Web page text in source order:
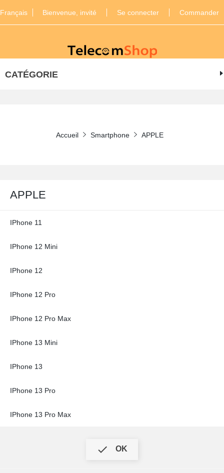
Français Bienvenue, invité Se connecter Commander
CATÉGORIE
Accueil Smartphone APPLE
APPLE
IPhone 11
IPhone 12 Mini
IPhone 12
IPhone 12 Pro
IPhone 12 Pro Max
IPhone 13 Mini
IPhone 13
IPhone 13 Pro
IPhone 13 Pro Max
 OK